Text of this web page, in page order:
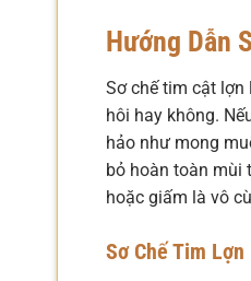
Hướng Dẫn
Sơ chế tim cật
hôi hay không.
hảo như mong
bỏ hoàn toàn mùi
hoặc giấm là vô
Sơ Chế Tim Lợn